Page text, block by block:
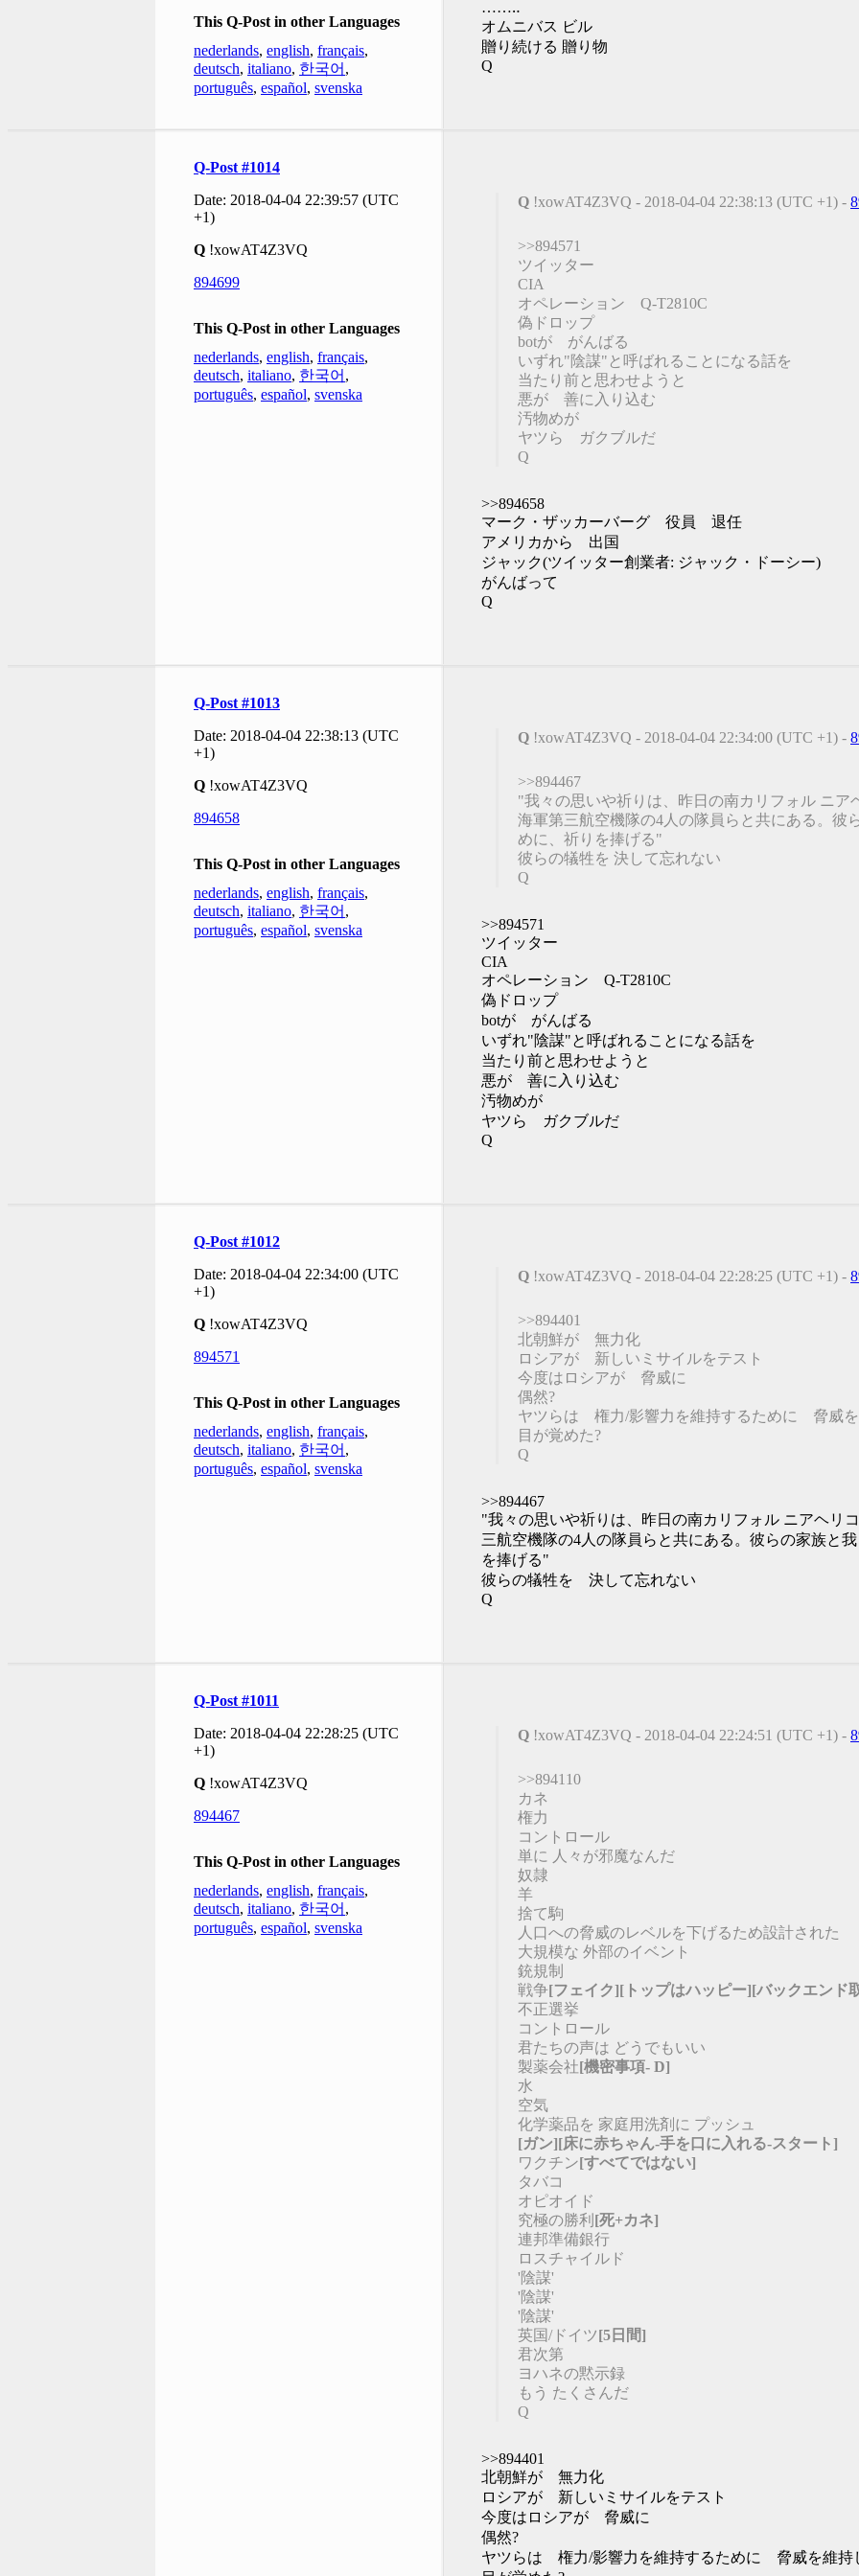
This Q-Post in other Languages
nederlands, english, français,
deutsch, italiano, 한국어 ,
português, español, svenska
……‥
オムニバス ビル
贈り続ける 贈り物
Q
Q-Post #1014
Date: 2018-04-04 22:39:57 (UTC
+1)
Q !xowAT4Z3VQ
894699
This Q-Post in other Languages
nederlands, english, français,
deutsch, italiano, 한국어 ,
português, español, svenska
Q !xowAT4Z3VQ - 2018-04-04 22:38:13 (UTC +1) -
>>894571
ツイッター
CIA
オペレーション Q-T2810C
偽ドロップ
botが がんばる
いずれ"陰謀"と呼ばれることになる話を
当たり前と思わせようと
悪が 善に入り込む
汚物めが
ヤツら ガクブルだ
Q
>>894658
マーク・ザッカーバーグ 役員 退任
アメリカから 出国
ジャック(ツイッター創業者: ジャック・ドーシー)
がんばって
Q
Q-Post #1013
Date: 2018-04-04 22:38:13 (UTC
+1)
Q !xowAT4Z3VQ
894658
This Q-Post in other Languages
nederlands, english, français,
deutsch, italiano, 한국어 ,
português, español, svenska
Q !xowAT4Z3VQ - 2018-04-04 22:34:00 (UTC +1) -
>>894467
"我々の思いや祈りは、昨日の南カリフォル ニア
海軍第三航空機隊の4人の隊員らと共にある。彼
めに、祈りを捧げる"
彼らの犠牲を 決して忘れない
Q
>>894571
ツイッター
CIA
オペレーション Q-T2810C
偽ドロップ
botが がんばる
いずれ"陰謀"と呼ばれることになる話を
当たり前と思わせようと
悪が 善に入り込む
汚物めが
ヤツら ガクブルだ
Q
Q-Post #1012
Date: 2018-04-04 22:34:00 (UTC
+1)
Q !xowAT4Z3VQ
894571
This Q-Post in other Languages
nederlands, english, français,
deutsch, italiano, 한국어 ,
português, español, svenska
Q !xowAT4Z3VQ - 2018-04-04 22:28:25 (UTC +1) -
>>894401
北朝鮮が 無力化
ロシアが 新しいミサイルをテスト
今度はロシアが 脅威に
偶然?
ヤツらは 権力/影響力を維持するために 脅威を
目が覚めた?
Q
>>894467
"我々の思いや祈りは、昨日の南カリフォル ニアヘリ
三航空機隊の4人の隊員らと共にある。彼らの家族と
を捧げる"
彼らの犠牲を 決して忘れない
Q
Q-Post #1011
Date: 2018-04-04 22:28:25 (UTC
+1)
Q !xowAT4Z3VQ
894467
This Q-Post in other Languages
nederlands, english, français,
deutsch, italiano, 한국어 ,
português, español, svenska
Q !xowAT4Z3VQ - 2018-04-04 22:24:51 (UTC +1) -
>>894110
カネ
権力
コントロール
単に 人々が邪魔なんだ
奴隷
羊
捨て駒
人口への脅威のレベルを下げるため設計された
大規模な 外部のイベント
銃規制
戦争[フェイク][トップはハッピー][バックエンド
不正選挙
コントロール
君たちの声は どうでもいい
製薬会社[機密事項- D]
水
空気
化学薬品を 家庭用洗剤に プッシュ
[ガン][床に赤ちゃん-手を口に入れる-スタート]
ワクチン[すべてではない]
タバコ
オピオイド
究極の勝利 [死+カネ]
連邦準備銀行
ロスチャイルド
'陰謀'
'陰謀'
'陰謀'
英国/ドイツ[5日間]
君次第
ヨハネの黙示録
もう たくさんだ
Q
>>894401
北朝鮮が 無力化
ロシアが 新しいミサイルをテスト
今度はロシアが 脅威に
偶然?
ヤツらは 権力/影響力を維持するために 脅威を維持